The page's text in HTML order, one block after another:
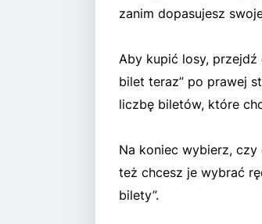
zanim dopasujesz
Aby kupić losy, przejdź
bilet teraz” po prawej
liczbę biletów, które
Na koniec wybierz, czy
też chcesz je wybrać
bilety”.